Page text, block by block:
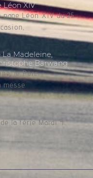
Léon XIV
pape Léon XIV du 25
La Madeleine,
Barwang
le Père
la férie Mardi 4